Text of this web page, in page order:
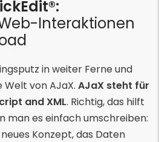
Interaktionen
in weiter Ferne und
von AJaX. AJaX steht für
and XML. Richtig, das hilft
man es einfach umschreiben:
Konzept, das Daten